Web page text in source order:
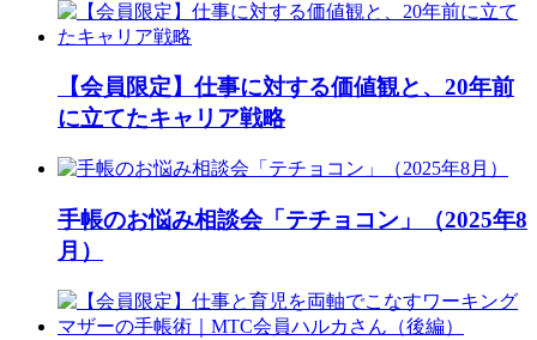
【会員限定】仕事に対する価値観と、20年前
に立てたキャリア戦略
手帳のお悩み相談会「テチョコン」（2025年8
月）